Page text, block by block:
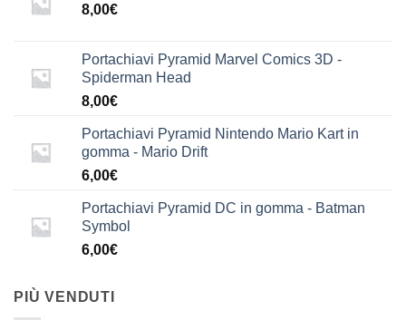
8,00€
Portachiavi Pyramid Marvel Comics 3D -
Spiderman Head
8,00€
Portachiavi Pyramid Nintendo Mario Kart in
gomma - Mario Drift
6,00€
Portachiavi Pyramid DC in gomma - Batman
Symbol
6,00€
PIÙ VENDUTI